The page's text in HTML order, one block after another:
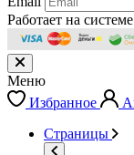
Работает на
Меню
Избранное
Страницы